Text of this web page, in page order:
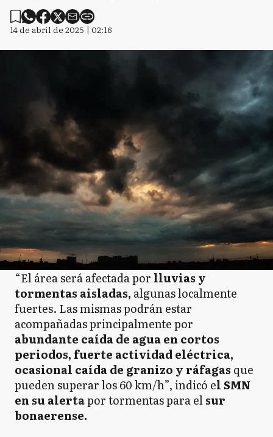
14 de abril de 2025 | 02:16
“El área será afectada por lluvias y
tormentas aisladas, algunas localmente
fuertes. Las mismas podrán estar
acompañadas principalmente por
abundante caída de agua en cortos
periodos, fuerte actividad eléctrica,
ocasional caída de granizo y ráfagas que
pueden superar los 60 km/h”, indicó el SMN
en su alertapor tormentas para elsur
bonaerense.